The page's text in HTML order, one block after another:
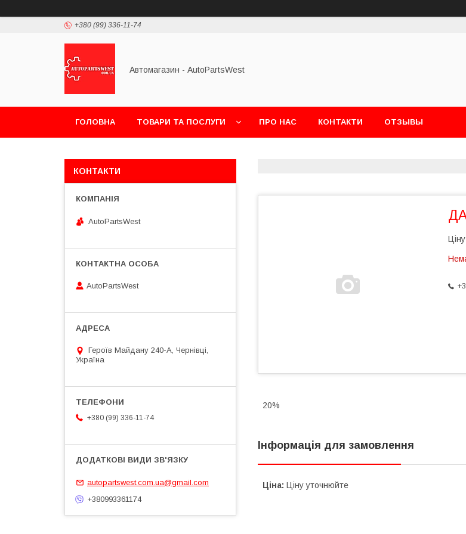
+380 (99) 336-11-74
Автомагазин - AutoPartsWest
ГОЛОВНА ТОВАРИ ТА ПОСЛУГИ ПРО НАС КОНТАКТИ ОТЗЫВЫ
20%
Інформація для замовлення
Ціна: Ціну уточнюйте
КОНТАКТИ
AutoPartsWest
AutoPartsWest
Героїв Майдану 240-А, Чернівці,
Україна
+380 (99) 336-11-74
autopartswest.com.ua@gmail.com
+380993361174